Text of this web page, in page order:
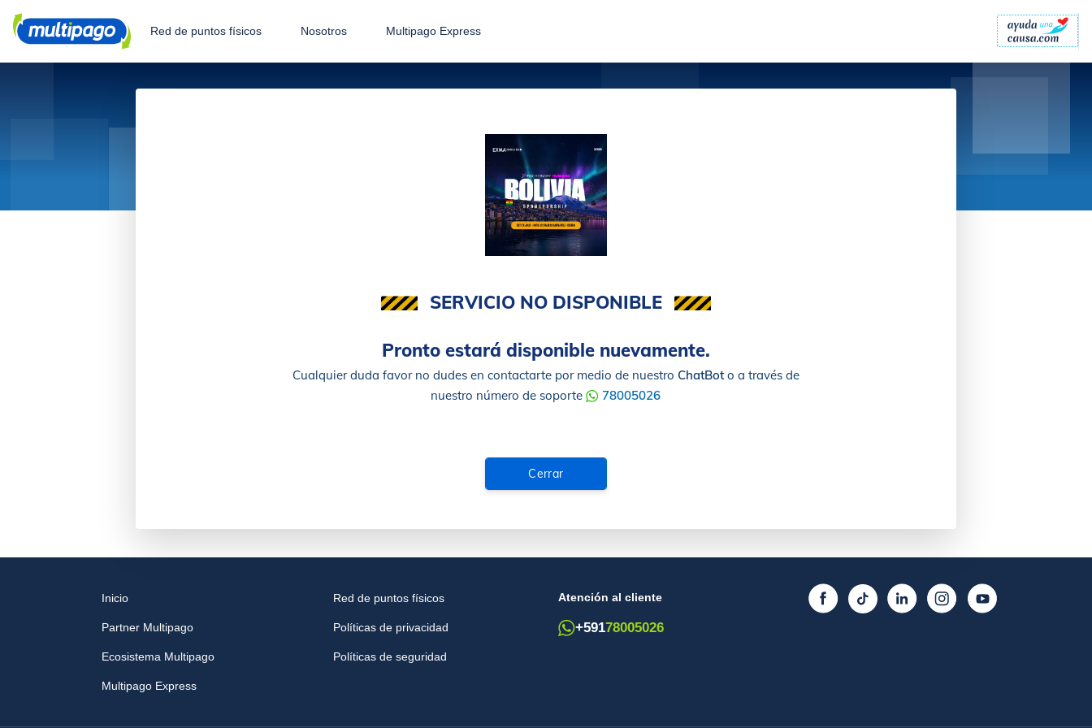
Red de puntos físicos Nosotros Multipago Express
SERVICIO NO DISPONIBLE
Pronto estará disponible nuevamente.
Cualquier duda favor no dudes en contactarte por medio de nuestro ChatBoto a través de
nuestro número de soporte
78005026
Cerrar
Inicio
Partner Multipago
Ecosistema Multipago
Multipago Express
Red de puntos físicos
Políticas de privacidad
Políticas de seguridad
Atención al cliente
+59178005026